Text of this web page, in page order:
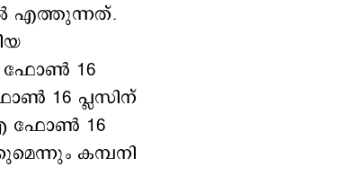
എത്തുന്നത്.
ഫോണ്‍ 16
16 പ്ലസിന്
ഫോണ്‍ 16
കമ്പനി